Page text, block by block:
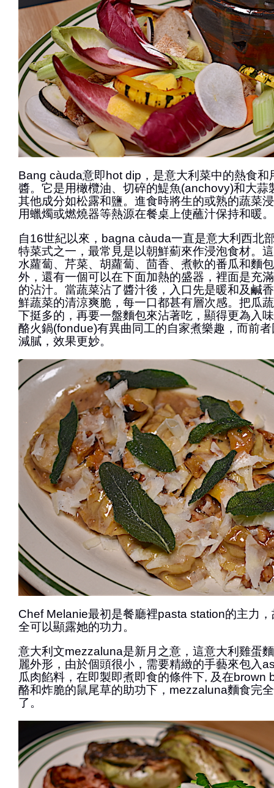
Bang càuda意即hot dip，是意大利菜中的熱食和
醬。它是用橄欖油、切碎的鯷魚(anchovy)和大蒜
其他成分如松露和鹽。進食時將生的或熟的蔬菜
用蠟燭或燃燒器等熱源在餐桌上使蘸汁保持和暖。
自16世紀以來，bagna càuda一直是意大利西北
特菜式之一，最常見是以朝鮮薊來作浸泡食材。
水蘿蔔、芹菜、胡蘿蔔、茴香、煮軟的番瓜和麵
外，還有一個可以在下面加熱的盛器，裡面是充
的沾汁。當蔬菜沾了醬汁後，入口先是暖和及鹹
鮮蔬菜的清涼爽脆，每一口都甚有層次感。把瓜
下挺多的，再要一盤麵包來沾著吃，顯得更為入
酪火鍋(fondue)有異曲同工的自家煮樂趣，而前
減膩，效果更妙。
Chef Melanie最初是餐廳裡pasta station的主力
全可以顯露她的功力。
意大利文mezzaluna是新月之意，這意大利雞蛋
麗外形，由於個頭很小，需要精緻的手藝來包入
瓜肉餡料，在即製即煮即食的條件下, 及在brown
酪和炸脆的鼠尾草的助功下，mezzaluna麵食完
了。